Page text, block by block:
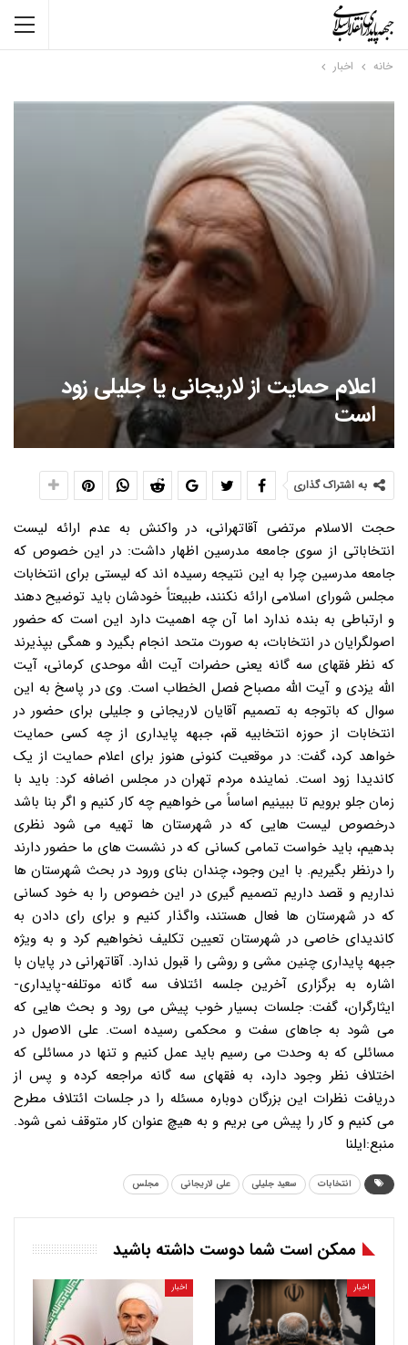
خانه اخبار
اعلام حمایت از لاریجانی یا جلیلی زود
است
به اشتراک گذاری
حجت الاسلام مرتضی آقاتهرانی، در واکنش به عدم ارائه لیست
انتخاباتی از سوی جامعه مدرسین اظهار داشت: در این خصوص که
جامعه مدرسین چرا به این نتیجه رسیده اند که لیستی برای انتخابات
مجلس شورای اسلامی ارائه نکنند، طبیعتاً خودشان باید توضیح دهند
و ارتباطی به بنده ندارد اما آن چه اهمیت دارد این است که حضور
اصولگرایان در انتخابات، به صورت متحد انجام بگیرد و همگی بپذیرند
که نظر فقهای سه گانه یعنی حضرات آیت الله موحدی کرمانی، آیت
الله یزدی و آیت الله مصباح فصل الخطاب است. وی در پاسخ به این
سوال که باتوجه به تصمیم آقایان لاریجانی و جلیلی برای حضور در
انتخابات از حوزه انتخابیه قم، جبهه پایداری از چه کسی حمایت
خواهد کرد، گفت: در موقعیت کنونی هنوز برای اعلام حمایت از یک
کاندیدا زود است. نماینده مردم تهران در مجلس اضافه کرد: باید با
زمان جلو برویم تا ببینیم اساساً می خواهیم چه کار کنیم و اگر بنا باشد
درخصوص لیست هایی که در شهرستان ها تهیه می شود نظری
بدهیم، باید خواست تمامی کسانی که در نشست های ما حضور دارند
را درنظر بگیریم. با این وجود، چندان بنای ورود در بحث شهرستان ها
نداریم و قصد داریم تصمیم گیری در این خصوص را به خود کسانی
که در شهرستان ها فعال هستند، واگذار کنیم و برای رای دادن به
کاندیدای خاصی در شهرستان تعیین تکلیف نخواهیم کرد و به ویژه
جبهه پایداری چنین مشی و روشی را قبول ندارد. آقاتهرانی در پایان با
اشاره به برگزاری آخرین جلسه ائتلاف سه گانه موتلفه-پایداری-
ایثارگران، گفت: جلسات بسیار خوب پیش می رود و بحث هایی که
می شود به جاهای سفت و محکمی رسیده است. علی الاصول در
مسائلی که به وحدت می رسیم باید عمل کنیم و تنها در مسائلی که
اختلاف نظر وجود دارد، به فقهای سه گانه مراجعه کرده و پس از
دریافت نظرات این بزرگان دوباره مسئله را در جلسات ائتلاف مطرح
می کنیم و کار را پیش می بریم و به هیچ عنوان کار متوقف نمی شود.
منبع:ایلنا
انتخابات سعید جلیلی علی لاریجانی مجلس
ممکن است شما دوست داشته باشید
اخبار اخبار